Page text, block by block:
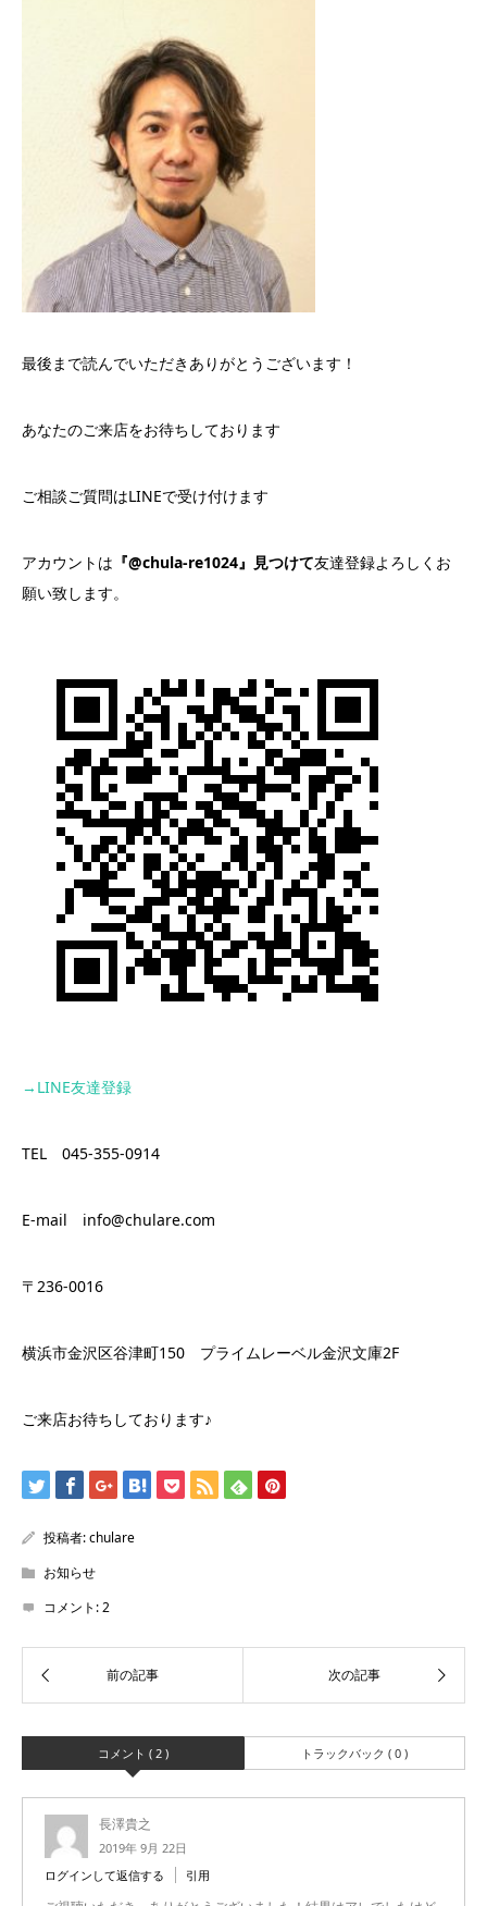
最後まで読んでいただきありがとうございます！
あなたのご来店をお待ちしております
ご相談ご質問はLINEで受け付けます
アカウントは 『@chula-re1024』見つけて友達登録よろしくお
願い致します。
→LINE友達登録
TEL 045-355-0914
E-mail info@chulare.com
〒236-0016
横浜市金沢区谷津町150 プライムレーベル金沢文庫2F
ご来店お待ちしております♪
投稿者:chulare
お知らせ
コメント:2
コメント ( 2 ) トラックバック ( 0 )
長澤貴之
2019年 9月 22日
ログインして返信する
引用